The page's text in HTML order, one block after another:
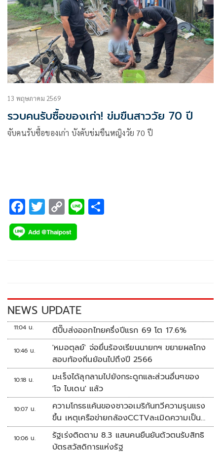
13 พฤษภาคม 2569
รวบคนรับซื้อของเก่า! ข่มขืนสาววัย 70 ปี
จับคนรับซื้อของเก่า บังคับข่มขืนหญิงวัย 70 ปี
F
ac
e
k
T
wi
tt
C
o
p
k
Li
NEWS UPDATE
11:04 น. ตีปี๊บส่งออกไทยครึ่งปีแรก 69 โต 17.6%
10:46 น.
'หมอตุลย์' จ่อยื่นร้องเรียนนายกฯ ขยายผลโกง
สอบท้องถิ่นย้อนไปถึงปี 2566
10:18 น.
มะเร็งได้ลุกลามไปยังกระดูกและส่วนอื่นๆของ
'โจ ไบเดน' แล้ว
10:07 น.
ความโกรธแค้นของชาวอเมริกันทวีความรุนแรง
ขึ้น เหตุเครือข่ายกล้องCCTVละเมิดความเป็น
ส่วนตัว
10:06 น.
รัฐเร่งติดตาม 8.3 แสนคนยืนยันตัวตนรับสิทธิ
บัตรสวัสดิการแห่งรัฐ